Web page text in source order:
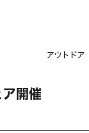
アウトドア
開催